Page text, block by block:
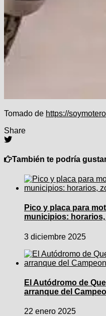
Tomado de https://
Share
También te podría
Pico y placa para
municipios:
3 diciembre 2025
El Autódromo de
arranque del
22 enero 2025